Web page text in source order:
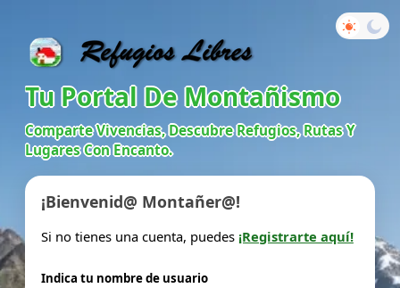
Tu Portal De Montañismo
Comparte Vivencias, Descubre Refugios, Rutas Y
Lugares Con Encanto.
¡Bienvenid@ Montañer@!
Si no tienes una cuenta, puedes ¡Registrarte aquí!
Indica tu nombre de usuario